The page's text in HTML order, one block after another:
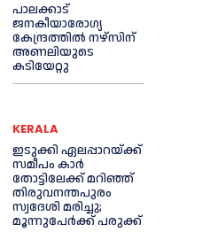
പാലക്കാട്
ജനകീയാരോഗ്യ
കേന്ദ്രത്തില്‍ നഴ്‌സിന്
അണലിയുടെ
കടിയേറ്റു
KERALA
ഇടുക്കി ഏലപ്പാറയ്ക്ക്
സമീപം കാര്‍
തോട്ടിലേക്ക് മറിഞ്ഞ്
തിരുവനന്തപുരം
സ്വദേശി മരിച്ചു;
മൂന്നുപേര്‍ക്ക് പരുക്ക്